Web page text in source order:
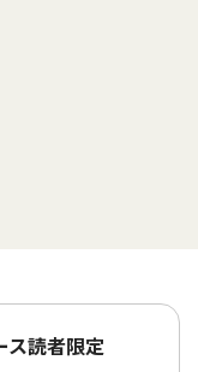
ス読者限定